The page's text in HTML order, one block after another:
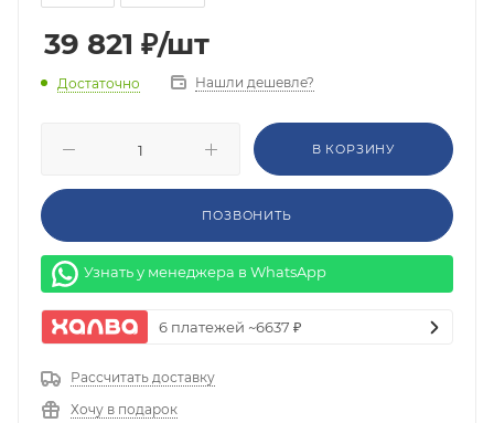
39 821 ₽/шт
Достаточно Нашли дешевле?
В КОРЗИНУ
ПОЗВОНИТЬ
Узнать у менеджера в WhatsApp
6 платежей ~6637 ₽
Рассчитать доставку
Хочу в подарок